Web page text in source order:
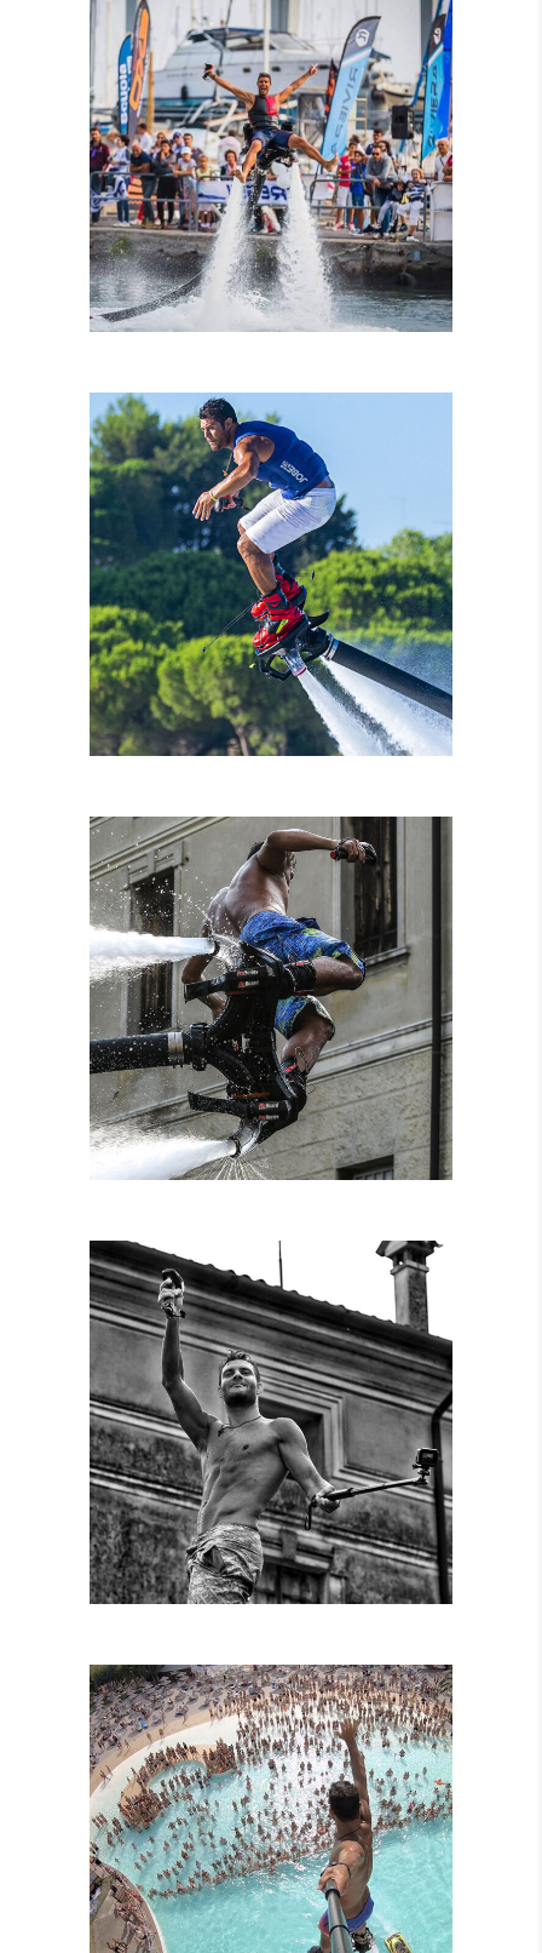
ISTRUTTORI
CERTIFICATI
NOLEGGIO MOTO
D’ACQUA
NOLEGGIO
ATTREZZATURE
SPETTACOLI
DIURNI E
NOTTURNI
SPETTACOLI IN
PISCINA